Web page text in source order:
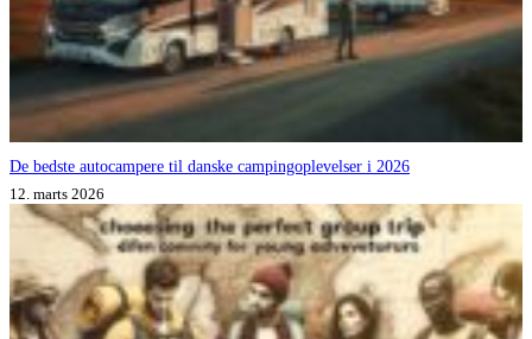
De bedste autocampere til danske campingoplevelser i 2026
12. marts 2026